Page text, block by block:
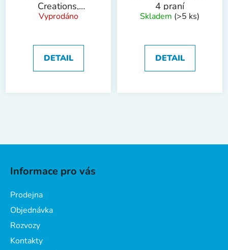
Creations,
Snapdragon and
Vyprodáno
DETAIL
4 praní
Skladem (>5 ks)
DETAIL
Informace pro vás
Prodejna
Objednávka
Rozvozy
Kontakty